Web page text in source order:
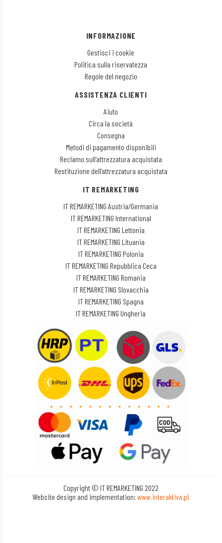
INFORMAZIONE
Gestisci i cookie
Politica sulla riservatezza
Regole del negozio
ASSISTENZA CLIENTI
Aiuto
Circa la società
Consegna
Metodi di pagamento disponibili
Reclamo sull’attrezzatura acquistata
Restituzione dell’attrezzatura acquistata
IT REMARKETING
IT REMARKETING Austria/Germania
IT REMARKETING International
IT REMARKETING Lettonia
IT REMARKETING Lituania
IT REMARKETING Polonia
IT REMARKETING Repubblica Ceca
IT REMARKETING Romania
IT REMARKETING Slovacchia
IT REMARKETING Spagna
IT REMARKETING Ungheria
Copyright © IT REMARKETING 2022
Website design and implementation:www.interaktiva.pl